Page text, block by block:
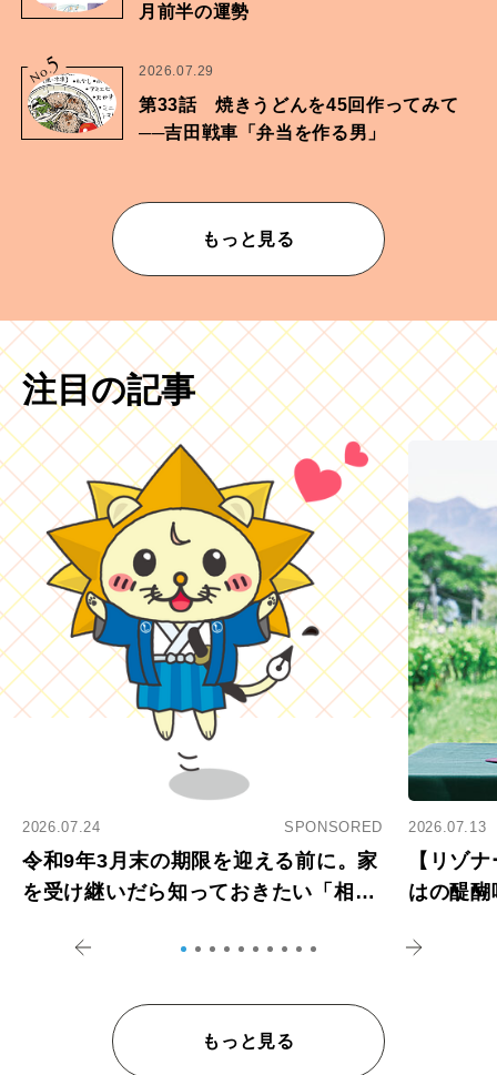
月前半の運勢
No.
5 2026.07.29
第33話 焼きうどんを45回作ってみて
──吉田戦車「弁当を作る男」
もっと見る
注目の記事
2026.07.24 SPONSORED
令和9年3月末の期限を迎える前に。家
を受け継いだら知っておきたい「相続
2026.07.13
【リゾ
はの醍
もっと見る